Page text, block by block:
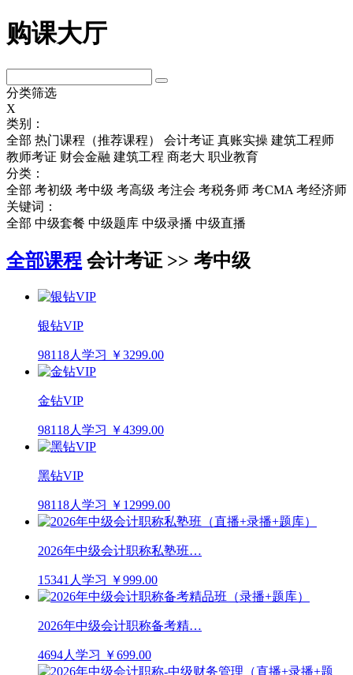
购课大厅
分类筛选
X
类别：
全部 热门课程（推荐课程） 会计考证 真账实操 建筑工程师
教师考证 财会金融 建筑工程 商老大 职业教育
分类：
全部 考初级 考中级 考高级 考注会 考税务师 考CMA 考经济师
关键词：
全部 中级套餐 中级题库 中级录播 中级直播
全部课程 会计考证 >> 考中级
银钻VIP
98118人学习 ￥3299.00
金钻VIP
98118人学习 ￥4399.00
黑钻VIP
98118人学习 ￥12999.00
2026年中级会计职称私塾班…
15341人学习 ￥999.00
2026年中级会计职称备考精…
4694人学习 ￥699.00